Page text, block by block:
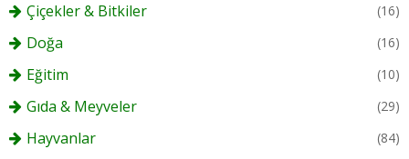
Çiçekler & Bitkiler (16)
Doğa (16)
Eğitim (10)
Gıda & Meyveler (29)
Hayvanlar (84)